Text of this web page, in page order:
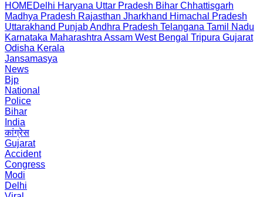
HOMEDelhi Haryana Uttar Pradesh Bihar Chhattisgarh
Madhya Pradesh Rajasthan Jharkhand Himachal Pradesh
Uttarakhand PunjabAndhra Pradesh Telangana Tamil Nadu
Karnataka Maharashtra Assam West Bengal Tripura Gujarat
Odisha Kerala
Jansamasya
News
Bjp
National
Police
Bihar
India
कांग्रेस
Gujarat
Accident
Congress
Modi
Delhi